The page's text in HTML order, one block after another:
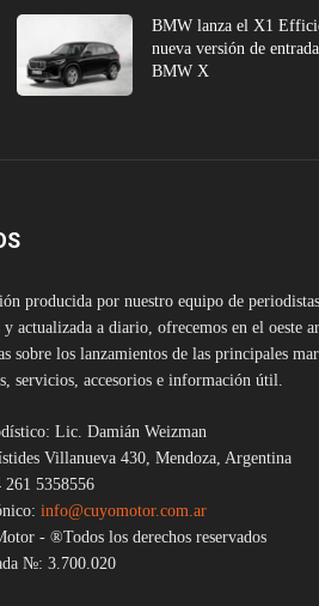
BMW lanza el X1
nueva versión de
BMW X
producida por nuestro equipo de periodistas
y actualizada a diario, ofrecemos en el oeste
sobre los lanzamientos de las principales
servicios, accesorios e información útil.
Lic. Damián Weizman
Villanueva 430, Mendoza, Argentina
5358556
info@cuyomotor.com.ar
- ®Todos los derechos reservados
№: 3.700.020